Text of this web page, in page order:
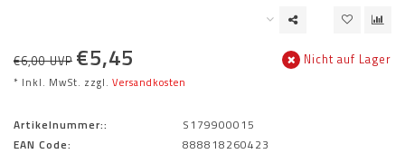
€6,00 UVP €5,45
* Inkl. MwSt. zzgl. Versandkosten
Nicht auf Lager
Artikelnummer::
S179900015
EAN Code:
888818260423